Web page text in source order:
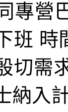
專營
班 時
切需
納入